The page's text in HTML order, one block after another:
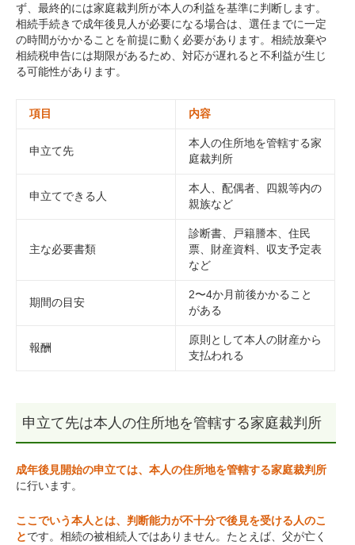
ず、最終的には家庭裁判所が本人の利益を基準に判断します。
相続手続きで成年後見人が必要になる場合は、選任までに一定
の時間がかかることを前提に動く必要があります。相続放棄や
相続税申告には期限があるため、対応が遅れると不利益が生じ
る可能性があります。
項目 内容
申立て先
本人の住所地を管轄する家
庭裁判所
申立てできる人
本人、配偶者、四親等内の
親族など
主な必要書類
診断書、戸籍謄本、住民
票、財産資料、収支予定表
など
期間の目安
2〜4か月前後かかること
がある
報酬
原則として本人の財産から
支払われる
申立て先は本人の住所地を管轄する家庭裁判所
成年後見開始の申立ては、本人の住所地を管轄する家庭裁判所
に行います。
ここでいう本人とは、判断能力が不十分で後見を受ける人のこ
と です。相続の被相続人ではありません。たとえば、父が亡く